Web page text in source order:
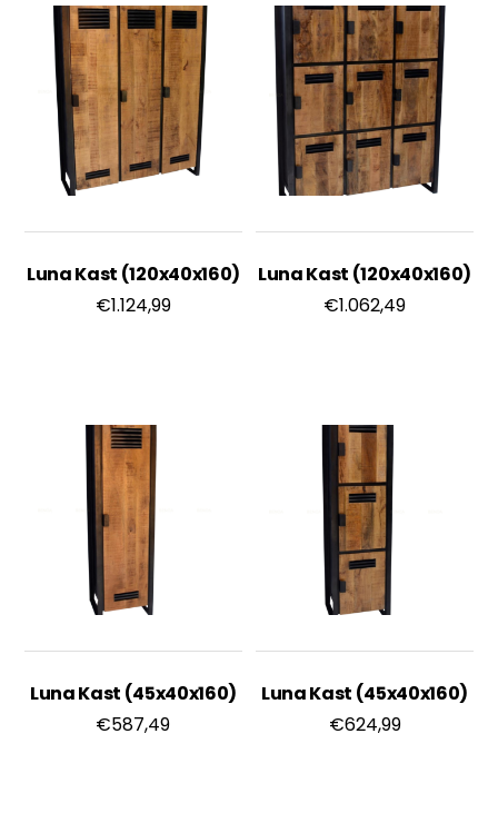
Luna Kast (120x40x160)
€1.124,99
Luna Kast (120x40x160)
€1.062,49
Luna Kast (45x40x160)
€587,49
Luna Kast (45x40x160)
€624,99